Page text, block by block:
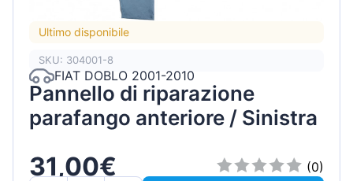
Ultimo disponibile
SKU: 304001-8
FIAT DOBLO 2001-2010
Pannello di riparazione
parafango anteriore / Sinistra
31,00€ (0)